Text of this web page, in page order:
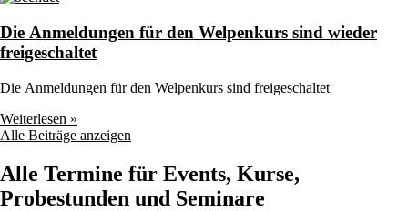
Die Anmeldungen für den Welpenkurs sind wieder
freigeschaltet
Die Anmeldungen für den Welpenkurs sind freigeschaltet
Weiterlesen »
Alle Beiträge anzeigen
Alle Termine für Events, Kurse,
Probestunden und Seminare